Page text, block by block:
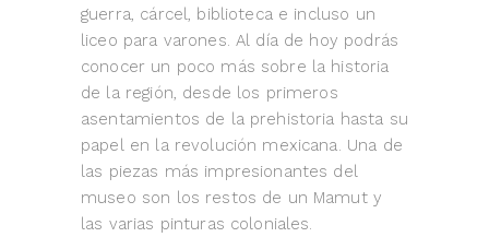
guerra, cárcel, biblioteca e incluso un
liceo para varones. Al día de hoy podrás
conocer un poco más sobre la historia
de la región, desde los primeros
asentamientos de la prehistoria hasta su
papel en la revolución mexicana. Una de
las piezas más impresionantes del
museo son los restos de un Mamut y
las varias pinturas coloniales.